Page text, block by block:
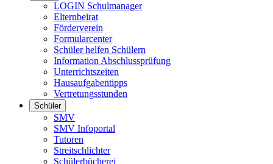
LOGIN Schulmanager
Elternbeirat
Förderverein
Formularcenter
Schüler helfen Schülern
Information Abschlussprüfung
Unterrichtszeiten
Hausaufgabentipps
Vertretungsstunden
Schüler
SMV
SMV Infoportal
Tutoren
Streitschlichter
Schülerbücherei